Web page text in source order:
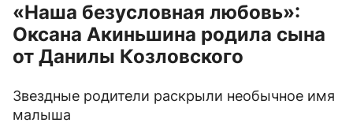
«Наша безусловная любовь»:
Оксана Акиньшина родила сына
от Данилы Козловского
Звездные родители раскрыли необычное имя
малыша